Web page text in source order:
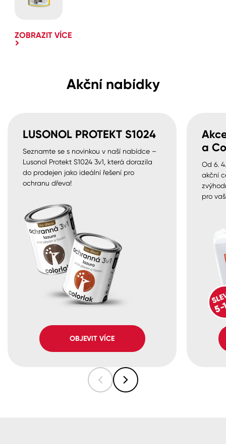
ZOBRAZIT VÍCE
Akční nabídky
LUSONOL PROTEKT S1024
Seznamte se s novinkou v naší nabídce –
Lusonol Protekt S1024 3v1, která dorazila
do prodejen jako ideální řešení pro
ochranu dřeva!
OBJEVIT VÍCE
a
Od 6.
akční
pro